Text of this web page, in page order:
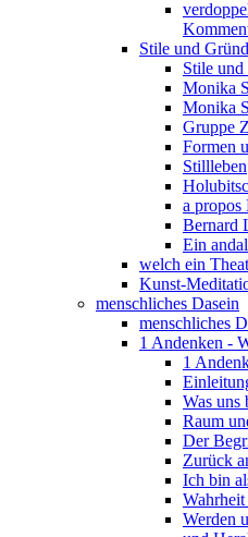
Stile und
Stile
Monika
Monika
Gruppe
Formen
Stillleben
a propos
Bernard
Ein
welch ein
Kunst-
menschliches Dasein
menschliches
1 Andenken -
1
Was uns
Raum
Der
Zurück
Ich bin
Werden